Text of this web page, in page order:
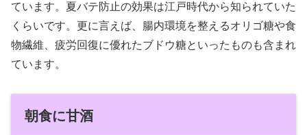
ています。夏バテ防止の効果は江戸時代から知られていた
くらいです。更に言えば、腸内環境を整えるオリゴ糖や食
物繊維、疲労回復に優れたブドウ糖といったものも含まれ
ています。
朝食に甘酒